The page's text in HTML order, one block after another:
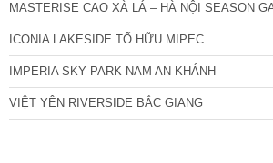
MASTERISE CAO XÀ LÁ – HÀ NỘI SEASON
ICONIA LAKESIDE TỐ HỮU MIPEC
IMPERIA SKY PARK NAM AN KHÁNH
VIỆT YÊN RIVERSIDE BẮC GIANG